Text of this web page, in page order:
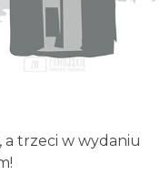
a trzeci w wydaniu